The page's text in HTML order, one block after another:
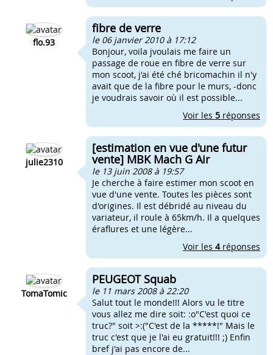
flo.93
fibre de verre
le 06 janvier 2010 à 17:12
Bonjour, voila jvoulais me faire un
passage de roue en fibre de verre sur
mon scoot, j'ai été ché bricomachin il n'y
avait que de la fibre pour le murs, -donc
je voudrais savoir où il est possible...
Voir les 5 réponses
julie2310
[estimation en vue d'une futur
vente] MBK Mach G Air
le 13 juin 2008 à 19:57
Je cherche à faire estimer mon scoot en
vue d'une vente. Toutes les pièces sont
d'origines. Il est débridé au niveau du
variateur, il roule à 65km/h. Il a quelques
éraflures et une légère...
Voir les 4réponses
TomaTomic
PEUGEOT Squab
le 11 mars 2008 à 22:20
Salut tout le monde!!! Alors vu le titre
vous allez me dire soit: :o"C'est quoi ce
truc?" soit >:("C'est de la *****!" Mais le
truc c'est que je l'ai eu gratuit!!! ;) Enfin
bref j'ai pas encore de...